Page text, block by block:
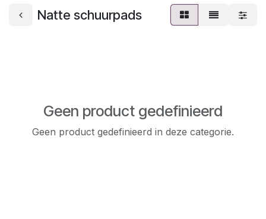
Natte schuurpads
Geen product gedefinieerd
Geen product gedefinieerd in deze categorie.